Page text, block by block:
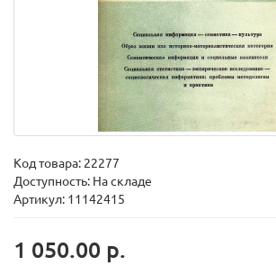
Код товара: 22277
Доступность: На складе
Артикул: 11142415
1 050.00 р.